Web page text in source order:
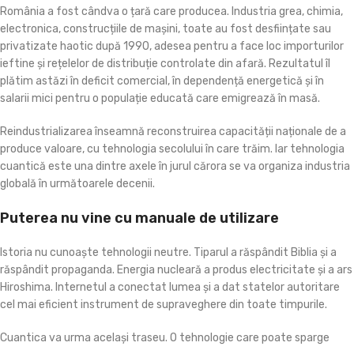
România a fost cândva o țară care producea. Industria grea, chimia,
electronica, construcțiile de mașini, toate au fost desființate sau
privatizate haotic după 1990, adesea pentru a face loc importurilor
ieftine și rețelelor de distribuție controlate din afară. Rezultatul îl
plătim astăzi în deficit comercial, în dependență energetică și în
salarii mici pentru o populație educată care emigrează în masă.
Reindustrializarea înseamnă reconstruirea capacității naționale de a
produce valoare, cu tehnologia secolului în care trăim. Iar tehnologia
cuantică este una dintre axele în jurul cărora se va organiza industria
globală în următoarele decenii.
Puterea nu vine cu manuale de utilizare
Istoria nu cunoaște tehnologii neutre. Tiparul a răspândit Biblia și a
răspândit propaganda. Energia nucleară a produs electricitate și a ars
Hiroshima. Internetul a conectat lumea și a dat statelor autoritare
cel mai eficient instrument de supraveghere din toate timpurile.
Cuantica va urma același traseu. O tehnologie care poate sparge